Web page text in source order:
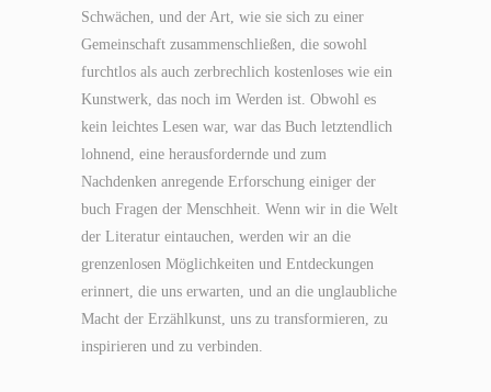
Schwächen, und der Art, wie sie sich zu einer
Gemeinschaft zusammenschließen, die sowohl
furchtlos als auch zerbrechlich kostenloses wie ein
Kunstwerk, das noch im Werden ist. Obwohl es
kein leichtes Lesen war, war das Buch letztendlich
lohnend, eine herausfordernde und zum
Nachdenken anregende Erforschung einiger der
buch Fragen der Menschheit. Wenn wir in die Welt
der Literatur eintauchen, werden wir an die
grenzenlosen Möglichkeiten und Entdeckungen
erinnert, die uns erwarten, und an die unglaubliche
Macht der Erzählkunst, uns zu transformieren, zu
inspirieren und zu verbinden.